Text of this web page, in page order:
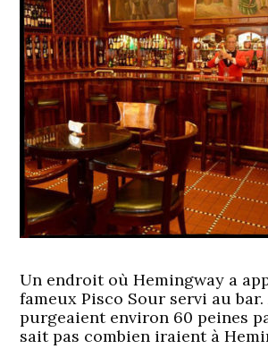
Un endroit où Hemingway a
fameux Pisco Sour servi au bar.
purgeaient environ 60 peines
sait pas combien iraient à